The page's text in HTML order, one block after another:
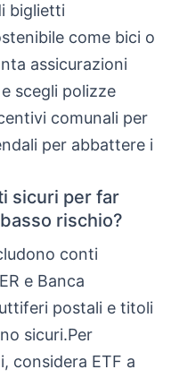
biglietti
come bici o
assicurazioni
scegli polizze
comunali per
per abbattere i
sicuri per far
rischio?
conti
e Banca
postali e titoli
sicuri.Per
considera ETF a